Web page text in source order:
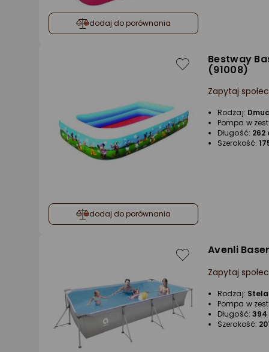
dodaj do porównania
dodaj do porównania
Bestway
(91008)
Zapytaj
Rodzaj:
Pompa w
Długość: 262
Szerokość:
Avenli
Zapytaj
Rodzaj:
Pompa w
Długość: 394
Szerokość: